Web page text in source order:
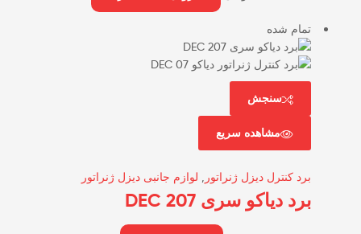
تمام شده
سنجش
مشاهده سریع
برد کنترل دیزل ژنراتور لوازم جانبی دیزل ژنراتور
برد دیاکو سری DEC 207